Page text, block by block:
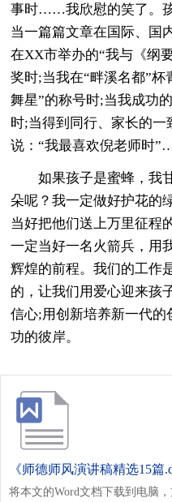
事时……我欣慰的笑了。
当一篇篇文章在国际、国
在XX市举办的“我与《纲
奖时;当我在“畔溪名都”
舞星”的称号时;当我成功
时;当得到同行、家长的
说：“我最喜欢倪老师时
如果孩子是蜜蜂，我
朵呢？我一定做好护花的
当好把他们送上万里征程
一定当好一名火箭兵，用
辉煌的前程。我们的工作
的，让我们用爱心迎来孩
信心;用创新培养新一代
功的彼岸。
《师德师风演讲稿精选15篇
将本文的Word文档下载到电脑